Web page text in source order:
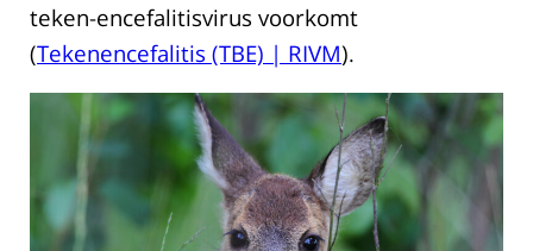
teken-encefalitisvirus voorkomt
(Tekenencefalitis (TBE) | RIVM).